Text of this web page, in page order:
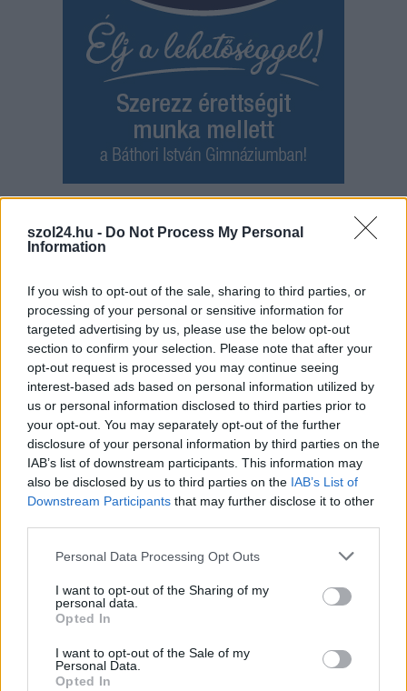
szol24.hu - Do Not Process My Personal
Information
If you wish to opt-out of the sale, sharing to third parties, or
processing of your personal or sensitive information for
targeted advertising by us, please use the below opt-out
section to confirm your selection. Please note that after your
opt-out request is processed you may continue seeing
interest-based ads based on personal information utilized by
us or personal information disclosed to third parties prior to
your opt-out. You may separately opt-out of the further
disclosure of your personal information by third parties on the
IAB’s list of downstream participants. This information may
also be disclosed by us to third parties on the IAB’s List of
Downstream Participants that may further disclose it to other
Please note that this website/app uses one or more Google
not limited to your visit or usage behaviour. You may click to
grant or deny consent to Google and its third-party tags to
use your data for below specified purposes in below Google
consent section.
Personal Data Processing Opt Outs
I want to opt-out of the Sharing of my
personal data.
Opted In
I want to opt-out of the Sale of my
Personal Data.
Opted In
Hírlevél feliratkozás
meg e-mail címét:
Megismertem és elfogadom aGDPR-szabályzatot
Nem szeretne lemaradni semmiről? Csak egy kattintás, és hírlevelünk a
legfrissebb információkkal és exkluzív tartalmakkal hétről hétre
postaládájába érkezik!
A SZOL24 legfrissebb 24 cikke
beszélt – most elfogadta Magyar Péterék felkérését
Drágább lett Magyarország, de vajon jobb is? – kemény kritika
a hazai turizmusról
A Tisza Párt Dr. Baka Andrást jelöli köztársasági elnöknek
Óriási, több mint két méteres harcsát fogott a Tiszán a 13 éves